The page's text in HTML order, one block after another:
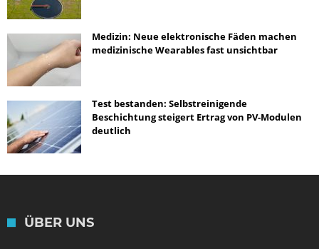
Medizin: Neue elektronische Fäden machen
medizinische Wearables fast unsichtbar
Test bestanden: Selbstreinigende
Beschichtung steigert Ertrag von PV-Modulen
deutlich
ÜBER UNS